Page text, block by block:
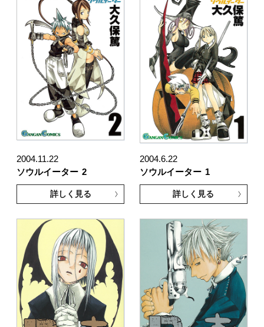
2004.11.22
ソウルイーター 2
詳しく見る
2004.6.22
ソウルイーター 1
詳しく見る